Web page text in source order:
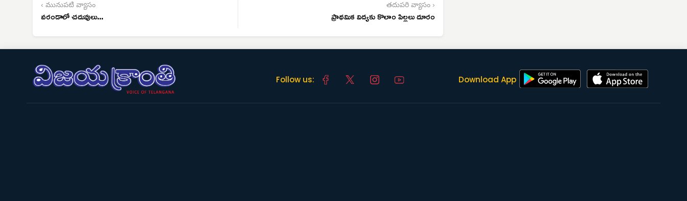
‹ మునుపటి వ్యాసం
వరండాలో చదువులు...
తదుపరి వ్యాసం ›
ప్రాథమిక విద్యకు కొలాం పిల్లలు దూరం
Follow us: Download App